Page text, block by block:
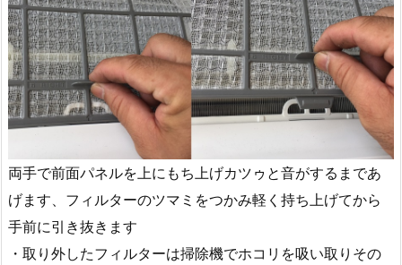
両手で前面パネルを上にもち上げカツゥと音がするまであ
げます、フィルターのツマミをつかみ軽く持ち上げてから
手前に引き抜きます
・取り外したフィルターは掃除機でホコリを吸い取りその